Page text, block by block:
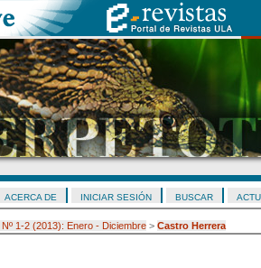
ACERCA DE INICIAR SESIÓN BUSCAR
Nº 1-2 (2013): Enero - Diciembre > Castro Herrera